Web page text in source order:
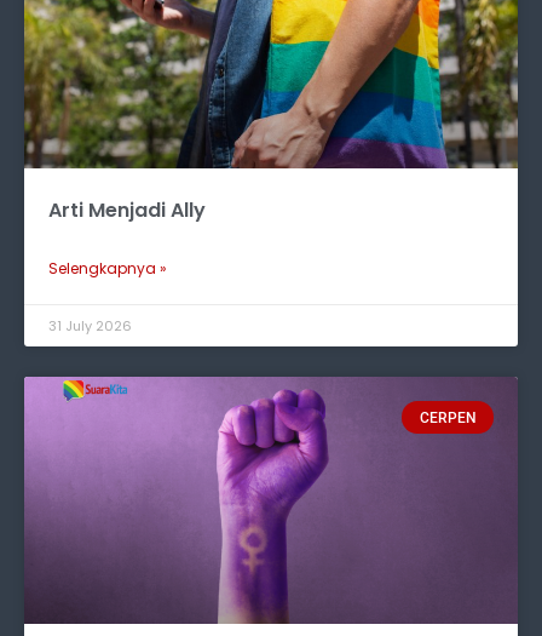
Arti Menjadi Ally
Selengkapnya »
31 July 2026
CERPEN